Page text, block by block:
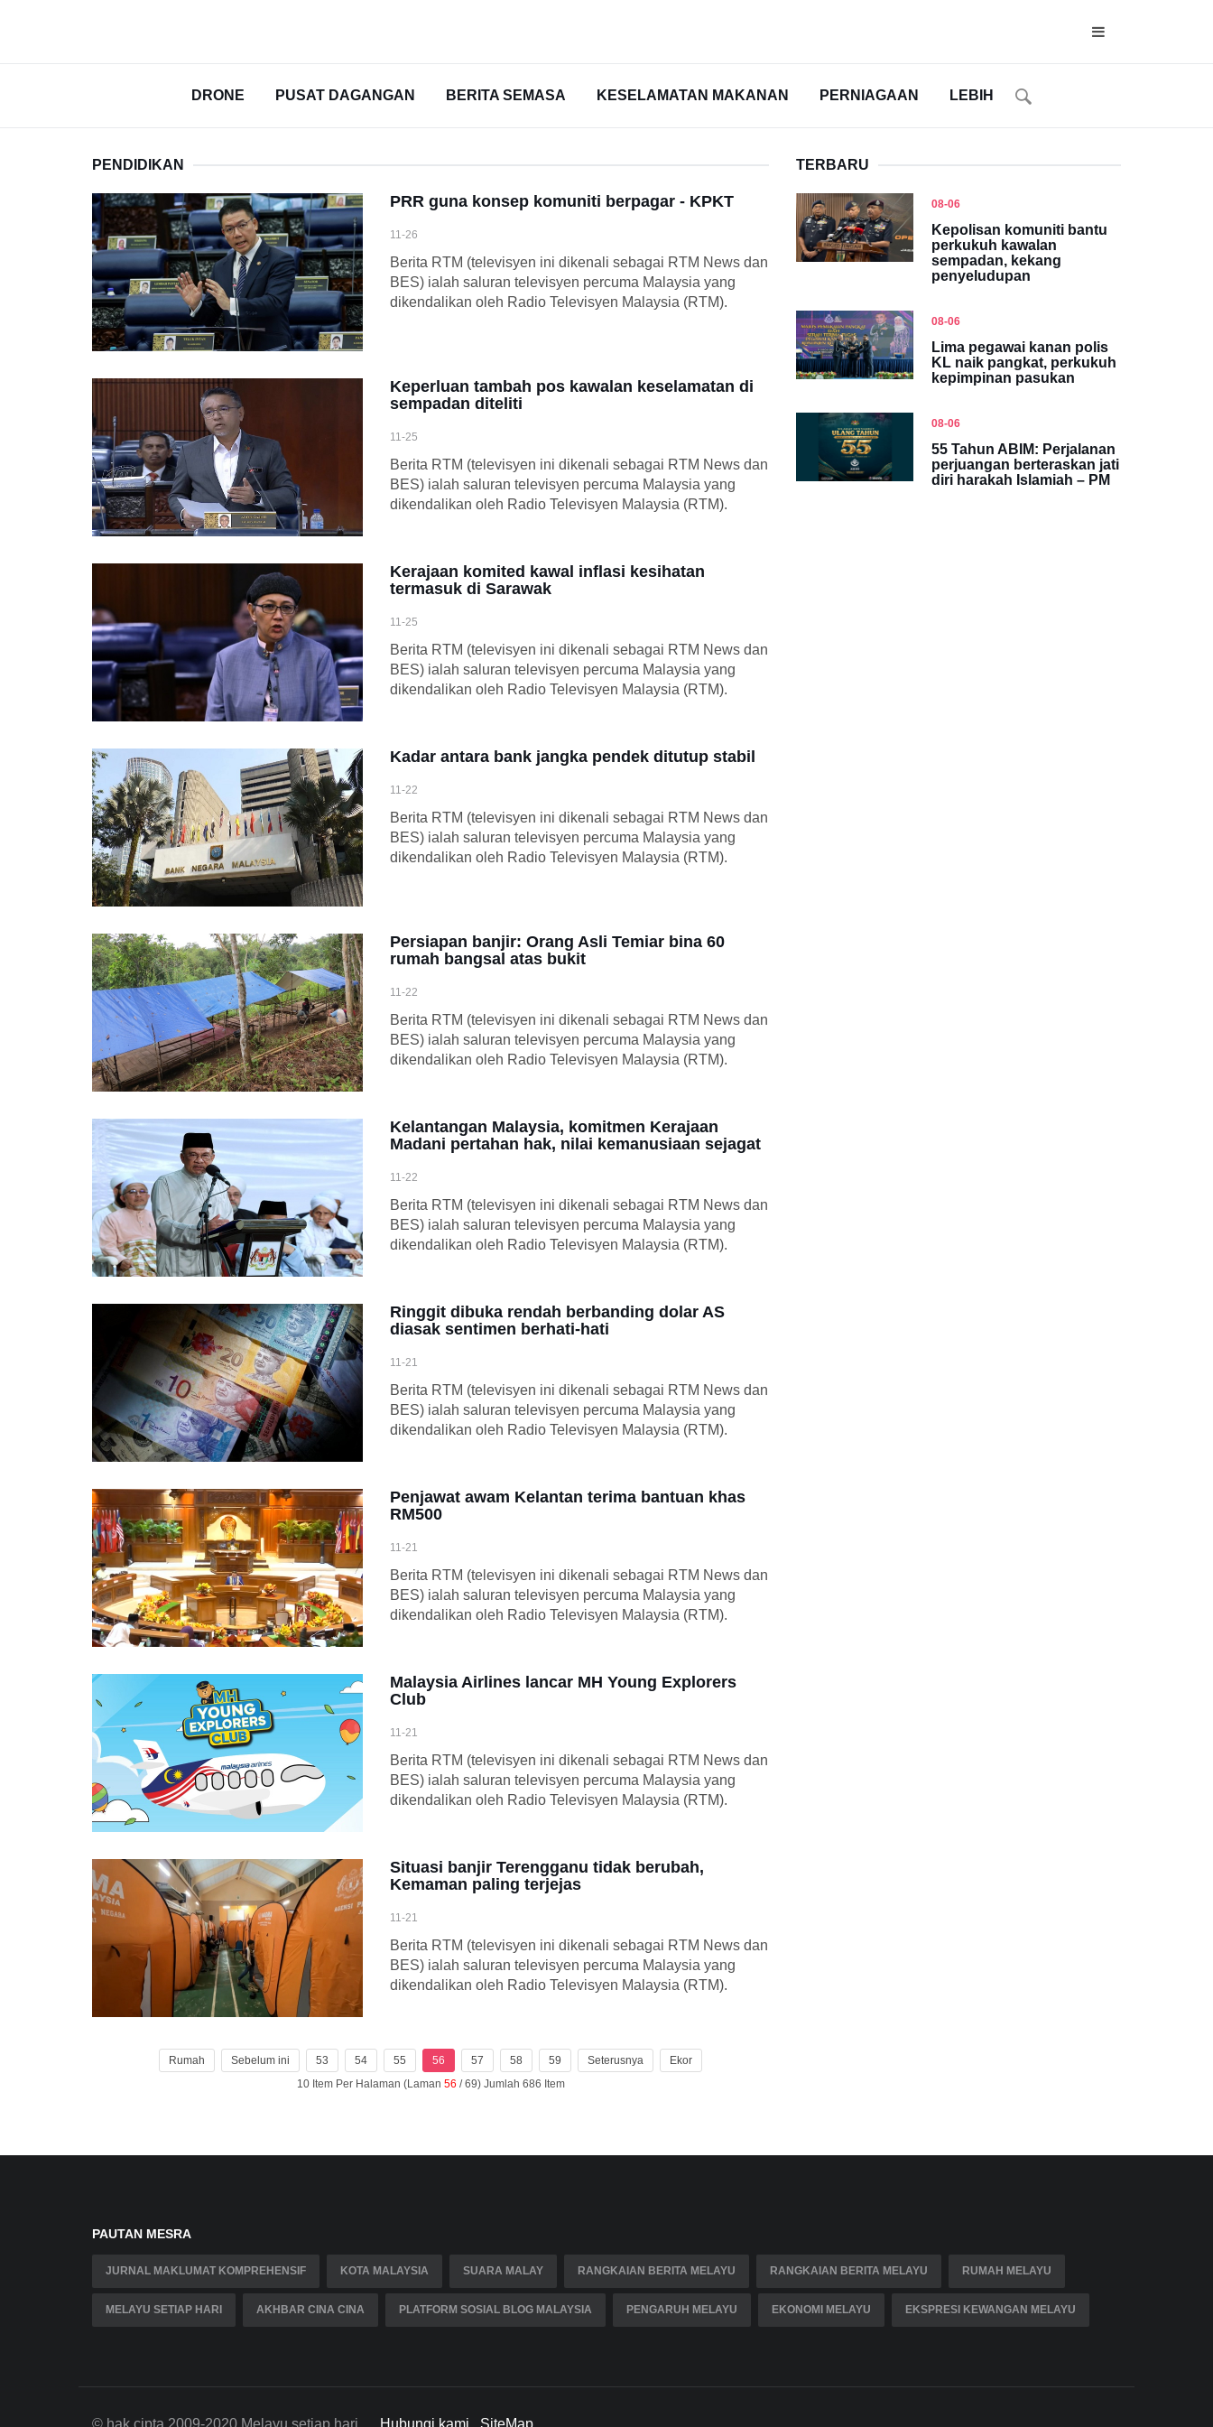
DRONE PUSAT DAGANGAN BERITA SEMASA KESELAMATAN MAKANAN PERNIAGAAN LEBIH
PENDIDIKAN
PRR guna konsep komuniti berpagar - KPKT
11-26
Berita RTM (televisyen ini dikenali sebagai RTM News dan
BES) ialah saluran televisyen percuma Malaysia yang
dikendalikan oleh Radio Televisyen Malaysia (RTM).
Keperluan tambah pos kawalan keselamatan di
sempadan diteliti
11-25
Berita RTM (televisyen ini dikenali sebagai RTM News dan
BES) ialah saluran televisyen percuma Malaysia yang
dikendalikan oleh Radio Televisyen Malaysia (RTM).
Kerajaan komited kawal inflasi kesihatan
termasuk di Sarawak
11-25
Berita RTM (televisyen ini dikenali sebagai RTM News dan
BES) ialah saluran televisyen percuma Malaysia yang
dikendalikan oleh Radio Televisyen Malaysia (RTM).
Kadar antara bank jangka pendek ditutup stabil
11-22
Berita RTM (televisyen ini dikenali sebagai RTM News dan
BES) ialah saluran televisyen percuma Malaysia yang
dikendalikan oleh Radio Televisyen Malaysia (RTM).
Persiapan banjir: Orang Asli Temiar bina 60
rumah bangsal atas bukit
11-22
Berita RTM (televisyen ini dikenali sebagai RTM News dan
BES) ialah saluran televisyen percuma Malaysia yang
dikendalikan oleh Radio Televisyen Malaysia (RTM).
Kelantangan Malaysia, komitmen Kerajaan
Madani pertahan hak, nilai kemanusiaan sejagat
11-22
Berita RTM (televisyen ini dikenali sebagai RTM News dan
BES) ialah saluran televisyen percuma Malaysia yang
dikendalikan oleh Radio Televisyen Malaysia (RTM).
Ringgit dibuka rendah berbanding dolar AS
diasak sentimen berhati-hati
11-21
Berita RTM (televisyen ini dikenali sebagai RTM News dan
BES) ialah saluran televisyen percuma Malaysia yang
dikendalikan oleh Radio Televisyen Malaysia (RTM).
Penjawat awam Kelantan terima bantuan khas
RM500
11-21
Berita RTM (televisyen ini dikenali sebagai RTM News dan
BES) ialah saluran televisyen percuma Malaysia yang
dikendalikan oleh Radio Televisyen Malaysia (RTM).
Malaysia Airlines lancar MH Young Explorers
Club
11-21
Berita RTM (televisyen ini dikenali sebagai RTM News dan
BES) ialah saluran televisyen percuma Malaysia yang
dikendalikan oleh Radio Televisyen Malaysia (RTM).
Situasi banjir Terengganu tidak berubah,
Kemaman paling terjejas
11-21
Berita RTM (televisyen ini dikenali sebagai RTM News dan
BES) ialah saluran televisyen percuma Malaysia yang
dikendalikan oleh Radio Televisyen Malaysia (RTM).
Rumah Sebelum ini 53 54 55 56 57 58 59 Seterusnya
Ekor
10 Item Per Halaman (Laman 56 / 69) Jumlah 686 Item
TERBARU
08-06
Kepolisan komuniti bantu
perkukuh kawalan
sempadan, kekang
penyeludupan
08-06
Lima pegawai kanan polis
KL naik pangkat, perkukuh
kepimpinan pasukan
08-06
55 Tahun ABIM: Perjalanan
perjuangan berteraskan jati
diri harakah Islamiah – PM
PAUTAN MESRA
JURNAL MAKLUMAT KOMPREHENSIF KOTA MALAYSIA SUARA MALAY RANGKAIAN BERITA MELAYU RANGKAIAN BERITA MELAYU RUMAH MELAYU
MELAYU SETIAP HARI AKHBAR CINA CINA PLATFORM SOSIAL BLOG MALAYSIA PENGARUH MELAYU EKONOMI MELAYU EKSPRESI KEWANGAN MELAYU
© hak cipta 2009-2020 Melayu setiap hari Hubungi kami SiteMap